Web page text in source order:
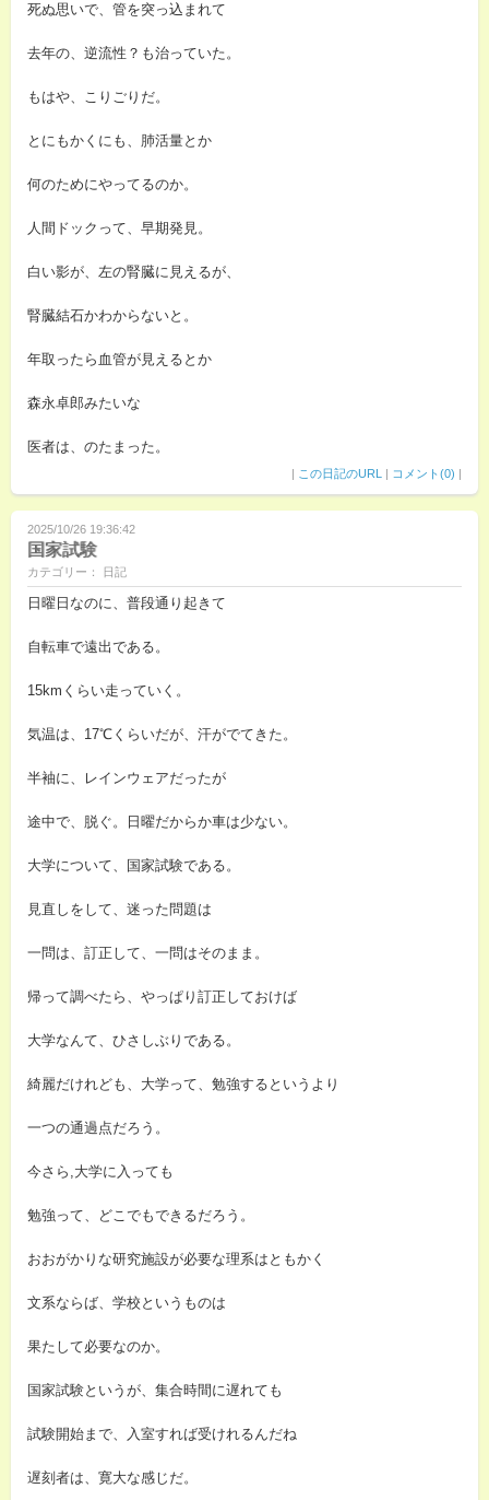
死ぬ思いで、管を突っ込まれて
去年の、逆流性？も治っていた。
もはや、こりごりだ。
とにもかくにも、肺活量とか
何のためにやってるのか。
人間ドックって、早期発見。
白い影が、左の腎臓に見えるが、
腎臓結石かわからないと。
年取ったら血管が見えるとか
森永卓郎みたいな
医者は、のたまった。
| この日記のURL | コメント(0) |
2025/10/26 19:36:42
国家試験
カテゴリー： 日記
日曜日なのに、普段通り起きて
自転車で遠出である。
15kmくらい走っていく。
気温は、17℃くらいだが、汗がでてきた。
半袖に、レインウェアだったが
途中で、脱ぐ。日曜だからか車は少ない。
大学について、国家試験である。
見直しをして、迷った問題は
一問は、訂正して、一問はそのまま。
帰って調べたら、やっぱり訂正しておけば
大学なんて、ひさしぶりである。
綺麗だけれども、大学って、勉強するというより
一つの通過点だろう。
今さら,大学に入っても
勉強って、どこでもできるだろう。
おおがかりな研究施設が必要な理系はともかく
文系ならば、学校というものは
果たして必要なのか。
国家試験というが、集合時間に遅れても
試験開始まで、入室すれば受けれるんだね
遅刻者は、寛大な感じだ。